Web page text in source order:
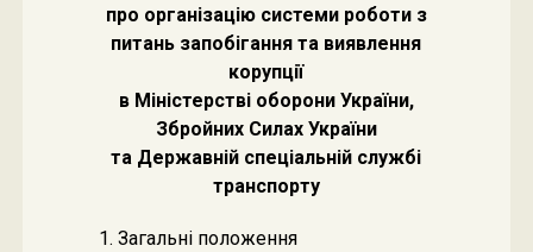
про організацію системи роботи з
питань запобігання та виявлення
корупції
в Міністерстві оборони України,
Збройних Силах України
та Державній спеціальній службі
транспорту
1. Загальні положення